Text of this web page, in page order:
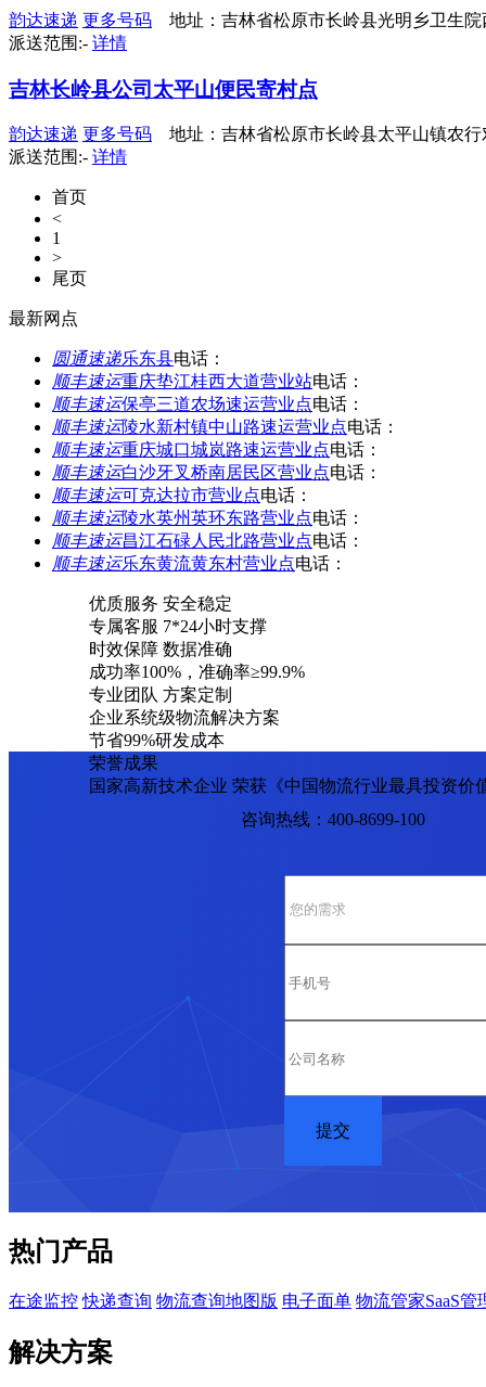
韵达速递 更多号码 地址：吉林省松原市长岭县光明乡卫生院
派送范围:- 详情
吉林长岭县公司太平山便民寄村点
韵达速递 更多号码 地址：吉林省松原市长岭县太平山镇农行
派送范围:- 详情
首页
<
1
>
尾页
最新网点
圆通速递乐东县电话：
顺丰速运重庆垫江桂西大道营业站电话：
顺丰速运保亭三道农场速运营业点电话：
顺丰速运陵水新村镇中山路速运营业点电话：
顺丰速运重庆城口城岚路速运营业点电话：
顺丰速运白沙牙叉桥南居民区营业点电话：
顺丰速运可克达拉市营业点电话：
顺丰速运陵水英州英环东路营业点电话：
顺丰速运昌江石碌人民北路营业点电话：
顺丰速运乐东黄流黄东村营业点电话：
优质服务 安全稳定
专属客服 7*24小时支撑
时效保障 数据准确
成功率100%，准确率≥99.9%
专业团队 方案定制
企业系统级物流解决方案
节省99%研发成本
荣誉成果
国家高新技术企业 荣获《中国物流行业最具投资价
咨询热线：400-8699-100
热门产品
在途监控 快递查询 物流查询地图版 电子面单 物流管家SaaS管
解决方案